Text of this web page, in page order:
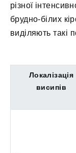
різної
брудно-білих
виділяють такі
Локалізація
висипів